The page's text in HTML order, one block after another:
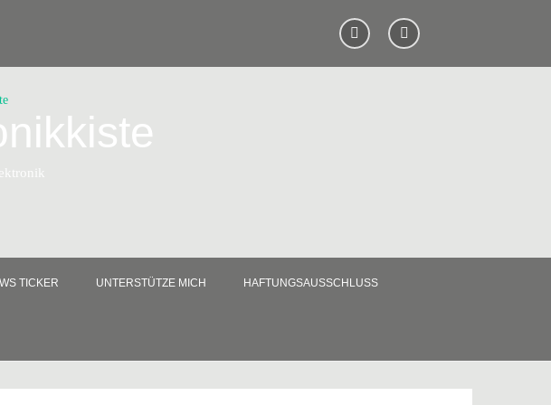
TICKER UNTERSTÜTZE MICH HAFTUNGSAUSSCHLUSS